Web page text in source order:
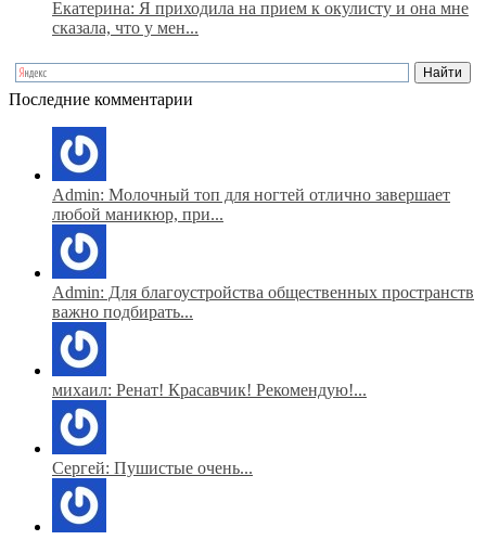
Екатерина: Я приходила на прием к окулисту и она мне
сказала, что у мен...
Последние комментарии
Admin: Молочный топ для ногтей отлично завершает
любой маникюр, при...
Admin: Для благоустройства общественных пространств
важно подбирать...
михаил: Ренат! Красавчик! Рекомендую!...
Сергей: Пушистые очень...